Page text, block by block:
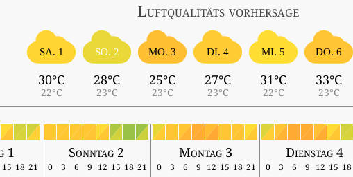
Luftqualitäts vorhersage
SA. 1
30°C
22°C
SO. 2
28°C
23°C
MO. 3
25°C
23°C
DI. 4
27°C
23°C
MI. 5
31°C
22°C
DO. 6
33°C
23°C
1 Sonntag 2 Montag 3 Dienstag 4
15 18 21 0 3 6 9 12 15 18 21 0 3 6 9 12 15 18 21 0 3 6 9 12 15 18